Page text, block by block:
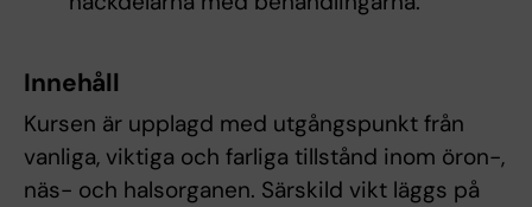
Innehåll
Kursen är upplagd med utgångspunkt från
vanliga, viktiga och farliga tillstånd inom öron-,
näs- och halsorganen. Särskild vikt läggs på